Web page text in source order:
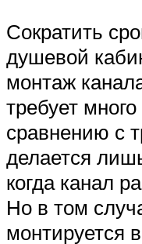
Сократить
душевой
монтаж
требует
сравнению с
делается
когда канал
Но в том
монтируется